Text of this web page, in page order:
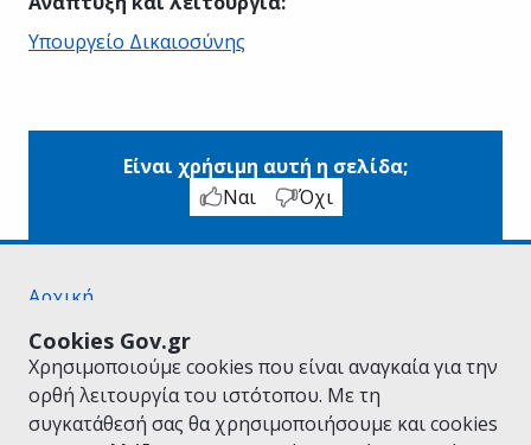
Cookies Gov.gr
Χρησιμοποιούμε cookies που είναι αναγκαία για την
ορθή λειτουργία του ιστότοπου. Με τη
συγκατάθεσή σας θα χρησιμοποιήσουμε και cookies
Υπουργείο Δικαιοσύνης
Είναι χρήσιμη αυτή η σελίδα;
Ναι
Όχι
Αρχική
Όροι Χρήσης
Πολιτική Απορρήτου
Δήλωση προσβασιμότητας
Πολιτική cookies